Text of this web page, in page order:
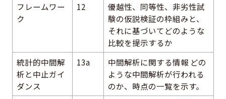
フレームワー
ク
12
優越性、同等性、非劣性試
験の仮説検証の枠組みと、
それに基づいてどのような
比較を提示するか
統計的中間解
析と中止ガイ
ダンス
13a
中間解析に関する情報 どの
ような中間解析が行われる
のか、時点の一覧を示す。